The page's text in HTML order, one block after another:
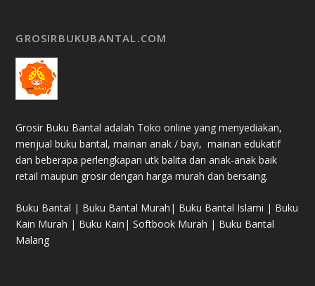
GROSIRBUKUBANTAL.COM
Grosir Buku Bantal adalah Toko online yang menyediakan,
menjual buku bantal, mainan anak / bayi, mainan edukatif
dan beberapa perlengkapan utk balita dan anak-anak baik
retail maupun grosir dengan harga murah dan bersaing.
Buku Bantal | Buku Bantal Murah| Buku Bantal Islami | Buku
Kain Murah | Buku Kain| Softbook Murah | Buku Bantal
Malang